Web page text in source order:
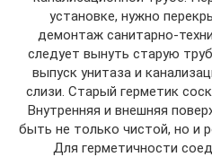
установке, нужно
демонтаж санитарно-
следует вынуть старую
выпуск унитаза и
слизи. Старый герметик
Внутренняя и внешняя
быть не только чистой, но и
Для герметичности